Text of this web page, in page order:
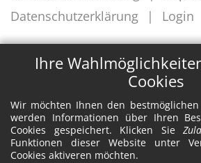
Ihre
Cookies
Wir möchten Ihnen den
werden Informationen über Ihren
Cookies gespeichert. Klicken Sie
Funktionen dieser Website unter
Cookies aktiveren möchten.
Datenschutzerklärung
Login